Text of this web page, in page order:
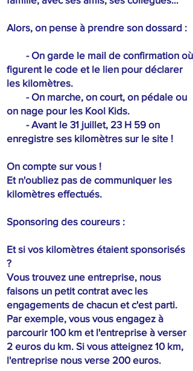
Alors, on pense à prendre son dossard :
- On garde le mail de confirmation où
figurent le code et le lien pour déclarer
les kilomètres.
- On marche, on court, on pédale ou
on nage pour les Kool Kids.
- Avant le 31 juillet, 23 H 59 on
enregistre ses kilomètres sur le site !
On compte sur vous !
Et n'oubliez pas de communiquer les
kilomètres effectués.
Sponsoring des coureurs :
Et si vos kilomètres étaient sponsorisés
?
Vous trouvez une entreprise, nous
faisons un petit contrat avec les
engagements de chacun et c'est parti.
Par exemple, vous vous engagez à
parcourir 100 km et l'entreprise à verser
2 euros du km. Si vous atteignez 10 km,
l'entreprise nous verse 200 euros.